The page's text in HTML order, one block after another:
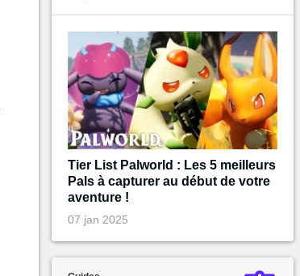
Tier List Palworld : Les 5 meilleurs
Pals à capturer au début de votre
aventure !
07 jan 2025